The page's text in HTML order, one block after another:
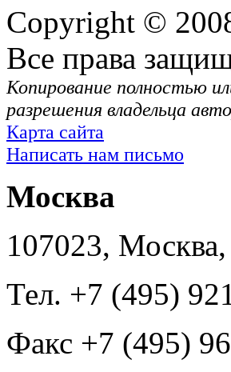
Copyright ©
Все права
Копирование полностью
разрешения владельца
Карта сайта
Написать нам письмо
Москва
107023,
Тел. +7 (495)
Факс +7 (495)